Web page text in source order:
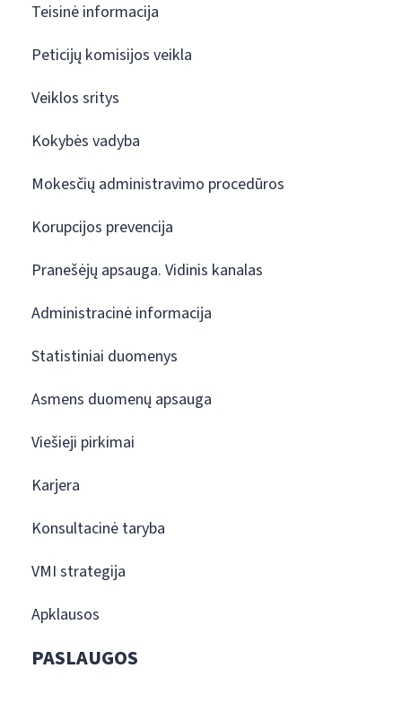
Teisinė informacija
Peticijų komisijos veikla
Veiklos sritys
Kokybės vadyba
Mokesčių administravimo procedūros
Korupcijos prevencija
Pranešėjų apsauga. Vidinis kanalas
Administracinė informacija
Statistiniai duomenys
Asmens duomenų apsauga
Viešieji pirkimai
Karjera
Konsultacinė taryba
VMI strategija
Apklausos
PASLAUGOS